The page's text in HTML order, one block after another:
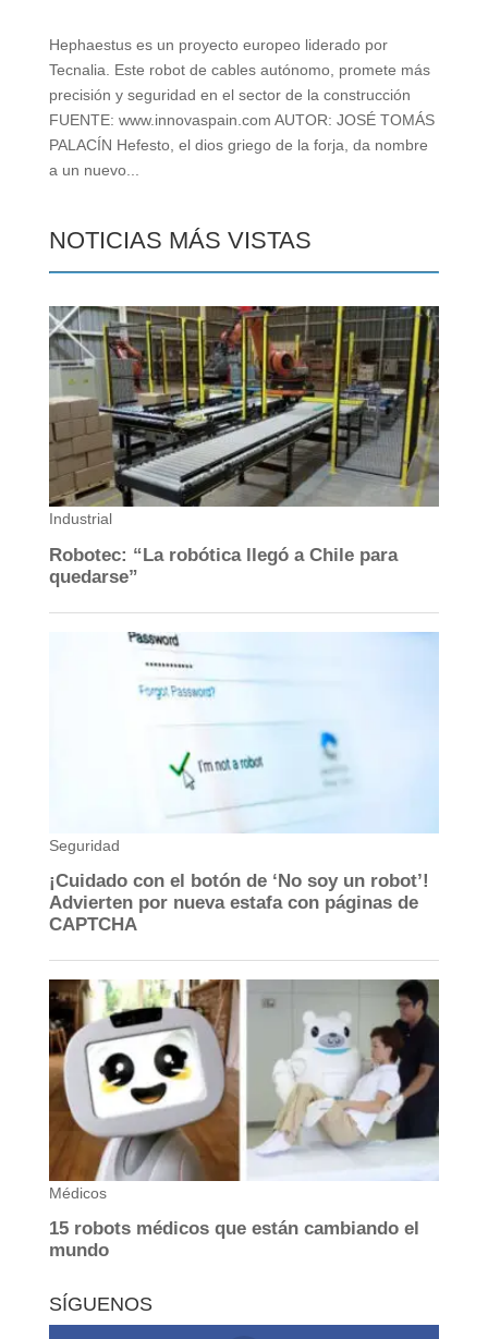
Hephaestus es un proyecto europeo liderado por
Tecnalia. Este robot de cables autónomo, promete más
precisión y seguridad en el sector de la construcción
FUENTE: www.innovaspain.com AUTOR: JOSÉ TOMÁS
PALACÍN Hefesto, el dios griego de la forja, da nombre
a un nuevo...
NOTICIAS MÁS VISTAS
SÍGUENOS